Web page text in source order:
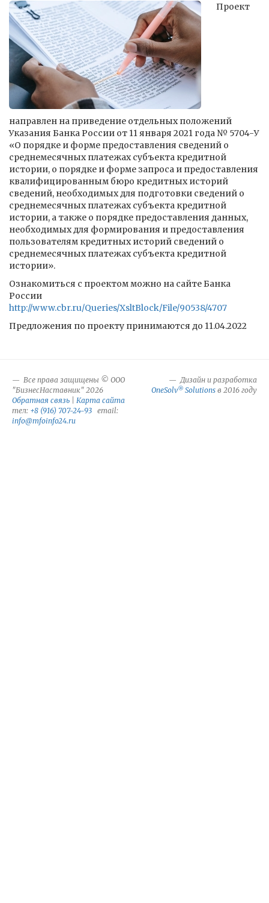
Проект
направлен на приведение отдельных положений
Указания Банка России от 11 января 2021 года № 5704-У
«О порядке и форме предоставления сведений о
среднемесячных платежах субъекта кредитной
истории, о порядке и форме запроса и предоставления
квалифицированным бюро кредитных историй
сведений, необходимых для подготовки сведений о
среднемесячных платежах субъекта кредитной
истории, а также о порядке предоставления данных,
необходимых для формирования и предоставления
пользователям кредитных историй сведений о
среднемесячных платежах субъекта кредитной
истории».
Ознакомиться с проектом можно на сайте Банка
России
http://www.cbr.ru/Queries/XsltBlock/File/90538/4707
Предложения по проекту принимаются до 11.04.2022
Все права защищены © ООО
"БизнесНаставник" 2026
Обратная связь
Карта сайта
тел: +8 (916) 707-24-93 email:
info@mfoinfo24.ru
Дизайн и разработка
OneSolv® Solutions в 2016 году